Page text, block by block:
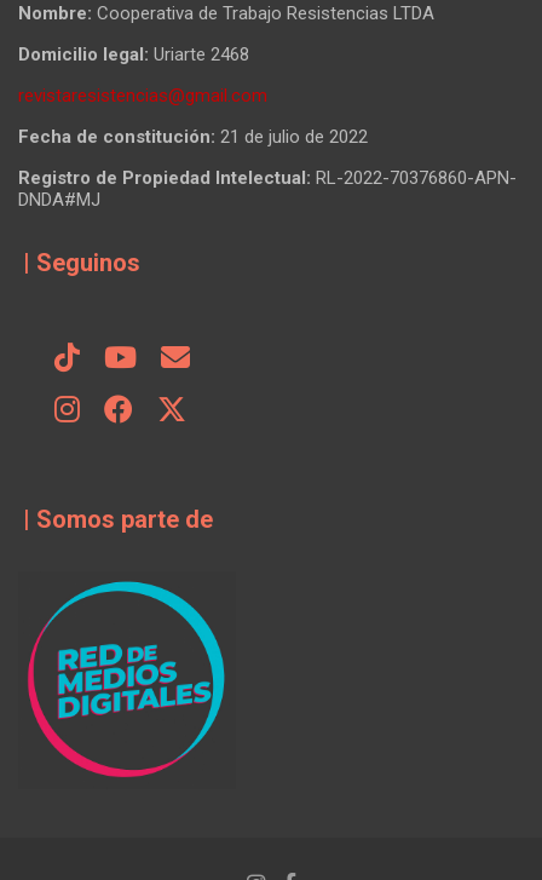
Nombre: Cooperativa de Trabajo Resistencias LTDA
Domicilio legal: Uriarte 2468
revistaresistencias@gmail.com
Fecha de constitución: 21 de julio de 2022
Registro de Propiedad Intelectual: RL-2022-70376860-APN-
DNDA#MJ
| Seguinos
| Somos parte de